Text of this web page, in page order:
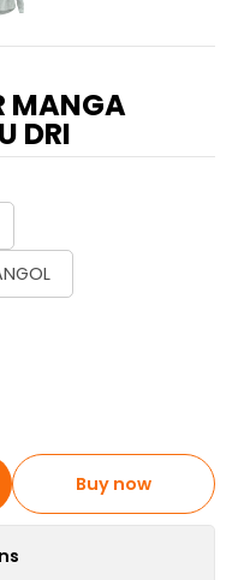
MANGA
DRI
Buy now